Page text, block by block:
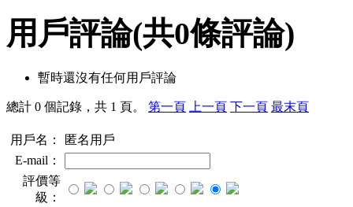
用戶評論(共0條評論)
暫時還沒有任何用戶評論
總計 0 個記錄，共 1 頁。 第一頁 上一頁 下一頁 最末頁
用戶名：
匿名用戶
E-mail：
評價等
級：